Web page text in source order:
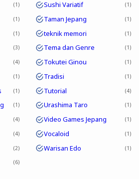
1 Sushi Variatif 1
1 Taman Jepang 1
1 teknik memori 1
3 Tema dan Genre 1
4 Tokutei Ginou 1
1 Tradisi 1
1 Tutorial 4
1 Urashima Taro 1
4 Video Games Jepang 1
4 Vocaloid 1
2 Warisan Edo 1
6